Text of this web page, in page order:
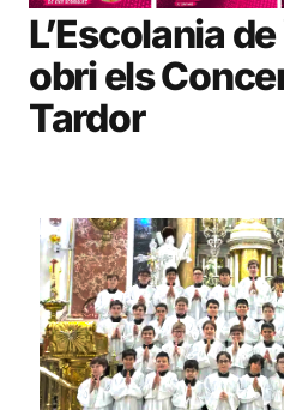
L’Escolania
obri els
Tardor